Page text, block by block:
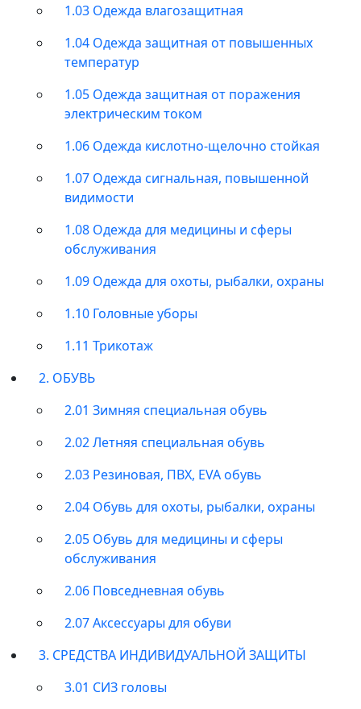
1.03 Одежда влагозащитная
1.04 Одежда защитная от повышенных
температур
1.05 Одежда защитная от поражения
электрическим током
1.06 Одежда кислотно-щелочно стойкая
1.07 Одежда сигнальная, повышенной
видимости
1.08 Одежда для медицины и сферы
обслуживания
1.09 Одежда для охоты, рыбалки, охраны
1.10 Головные уборы
1.11 Трикотаж
2. ОБУВЬ
2.01 Зимняя специальная обувь
2.02 Летняя специальная обувь
2.03 Резиновая, ПВХ, EVA обувь
2.04 Обувь для охоты, рыбалки, охраны
2.05 Обувь для медицины и сферы
обслуживания
2.06 Повседневная обувь
2.07 Аксессуары для обуви
3. СРЕДСТВА ИНДИВИДУАЛЬНОЙ ЗАЩИТЫ
3.01 СИЗ головы